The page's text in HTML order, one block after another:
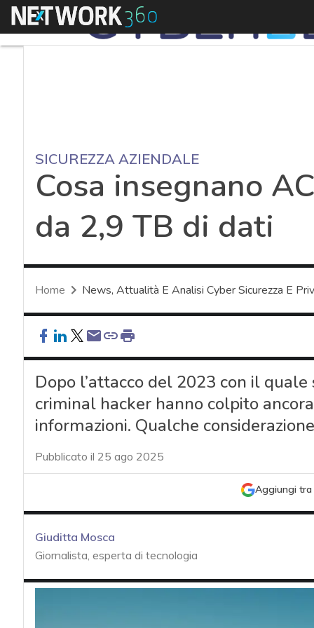
Menu
SICUREZZA AZIENDALE
Cosa insegnano
da 2,9 TB di dati
Home News, Attualità E Analisi Cyber Sicurezza E
Dopo l’attacco del 2023 con il
criminal hacker hanno colpito
informazioni. Qualche considerazione
Pubblicato il 25 ago 2025
Aggiungi tra
Giuditta Mosca
Giornalista, esperta di tecnologia